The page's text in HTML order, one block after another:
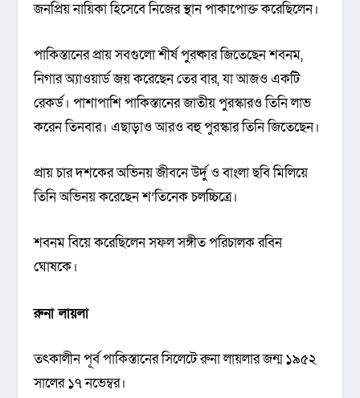
জনপ্রিয় নায়িকা হিসেবে নিজের স্থান পাকাপোক্ত করেছিলেন।
পাকিস্তানের প্রায় সবগুলো শীর্ষ পুরষ্কার জিতেছেন শবনম,
নিগার অ্যাওয়ার্ড জয় করেছেন তের বার, যা আজও একটি
রেকর্ড। পাশাপাশি পাকিস্তানের জাতীয় পুরস্কারও তিনি লাভ
করেন তিনবার। এছাড়াও আরও বহু পুরস্কার তিনি জিতেছেন।
প্রায় চার দশকের অভিনয় জীবনে উর্দু ও বাংলা ছবি মিলিয়ে
তিনি অভিনয় করেছেন শ’তিনেক চলচ্চিত্রে।
শবনম বিয়ে করেছিলেন সফল সঙ্গীত পরিচালক রবিন
ঘোষকে।
রুনা লায়লা
তৎকালীন পূর্ব পাকিস্তানের সিলেটে রুনা লায়লার জন্ম ১৯৫২
সালের ১৭ নভেম্বর।